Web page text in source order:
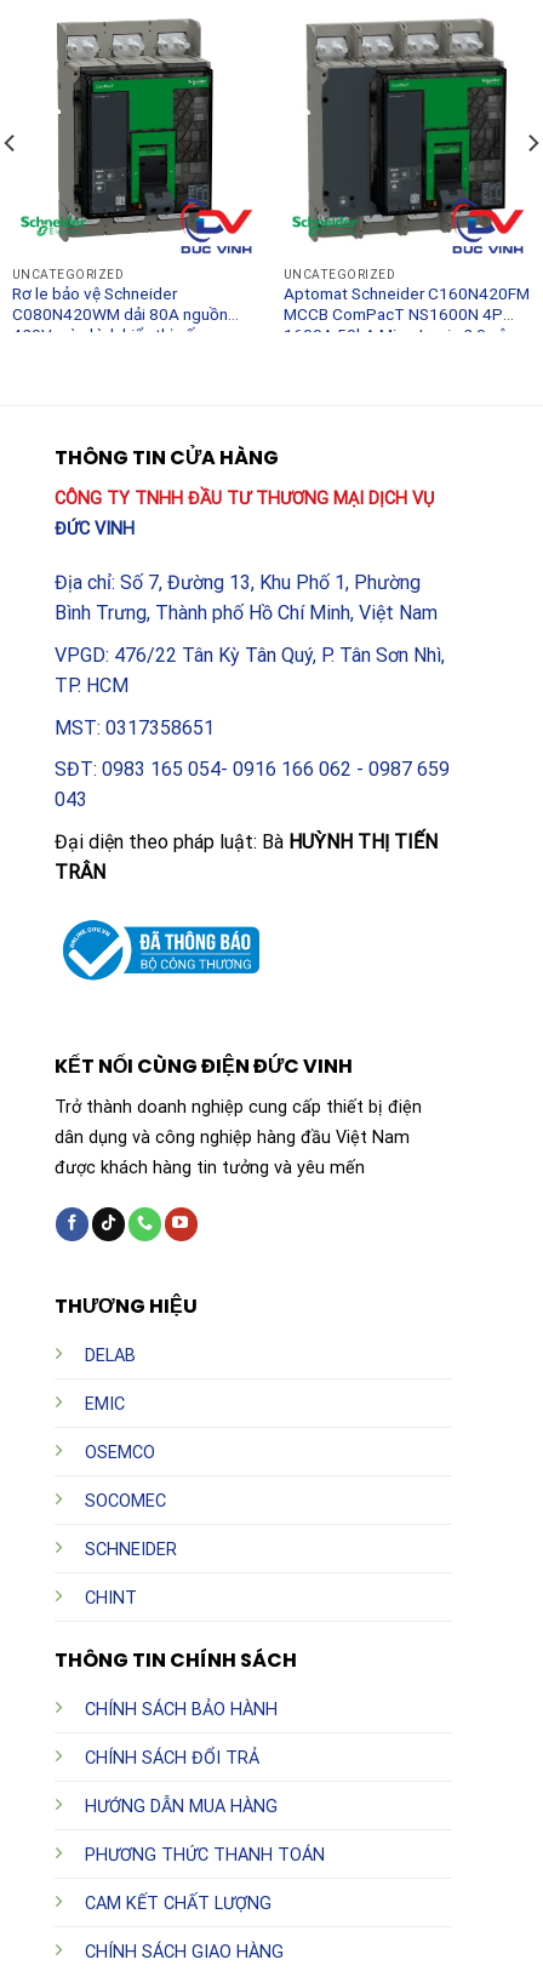
UNCATEGORIZED
Rơ le bảo vệ Schneider
C080N420WM dải 80A nguồn
420V màn hình hiển thị số
UNCATEGORIZED
Aptomat Schneider C160N420FM
MCCB ComPacT NS1600N 4P
1600A 50kA MicroLogic 2.0 vận
THÔNG TIN CỬA HÀNG
CÔNG TY TNHH ĐẦU TƯ THƯƠNG MẠI DỊCH VỤ
ĐỨC VINH
Địa chỉ: Số 7, Đường 13, Khu Phố 1, Phường
Bình Trưng, Thành phố Hồ Chí Minh, Việt Nam
VPGD: 476/22 Tân Kỳ Tân Quý, P. Tân Sơn Nhì,
TP. HCM
MST: 0317358651
SĐT: 0983 165 054- 0916 166 062 - 0987 659
043
Đại diện theo pháp luật: Bà HUỲNH THỊ TIẾN
TRÂN
THƯƠNG HIỆU
DELAB
EMIC
OSEMCO
SOCOMEC
SCHNEIDER
CHINT
THÔNG TIN CHÍNH SÁCH
CHÍNH SÁCH BẢO HÀNH
CHÍNH SÁCH ĐỔI TRẢ
HƯỚNG DẪN MUA HÀNG
PHƯƠNG THỨC THANH TOÁN
CAM KẾT CHẤT LƯỢNG
CHÍNH SÁCH GIAO HÀNG
KẾT NỐI CÙNG ĐIỆN ĐỨC VINH
Trở thành doanh nghiệp cung cấp thiết bị điện
dân dụng và công nghiệp hàng đầu Việt Nam
được khách hàng tin tưởng và yêu mến